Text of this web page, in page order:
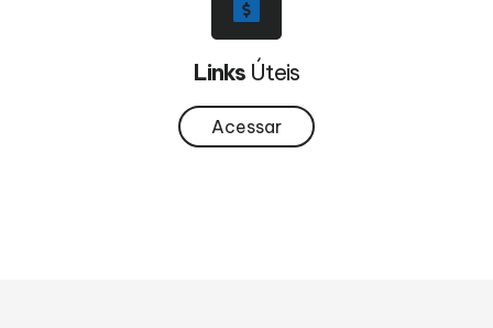
Links Úteis
Acessar